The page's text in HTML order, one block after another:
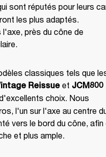
sont réputés pour leurs
les plus adaptés.
près du cône de
classiques tels que
Reissue et JCM800
choix. Nous
l'un sur l'axe au centre
vers le bord du cône, afin
et plus ample.